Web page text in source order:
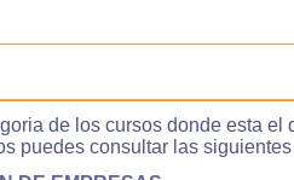
de los cursos donde esta el
puedes consultar las siguientes